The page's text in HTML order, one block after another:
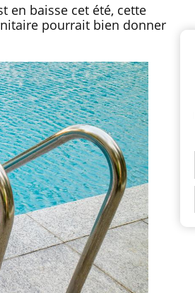
en baisse cet été, cette
pourrait bien donner
Mortalité infantile : un
rapport s’interroge sur
son taux élevé en France
Grossesse à risque : ce jus
naturel attire l'attention
des chercheurs